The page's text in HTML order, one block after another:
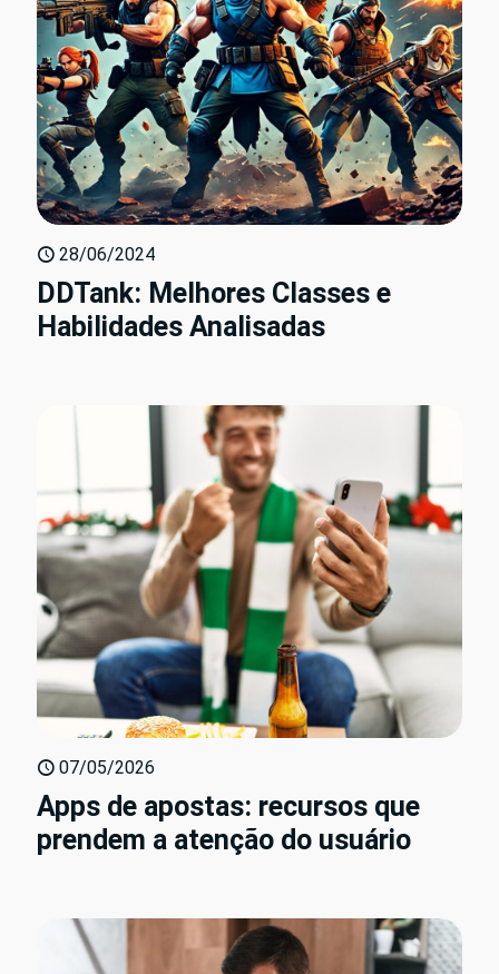
28/06/2024
DDTank: Melhores Classes e
Habilidades Analisadas
07/05/2026
Apps de apostas: recursos que
prendem a atenção do usuário